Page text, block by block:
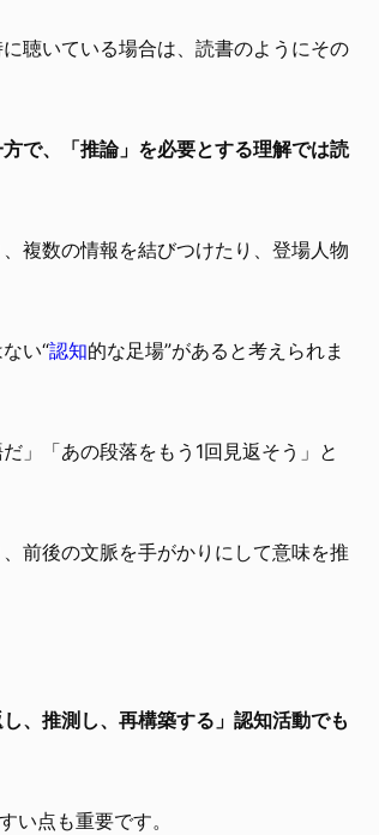
聴いている場合は、読書のようにその
で、「推論」を必要とする理解では読
複数の情報を結びつけたり、登場人物
い“認知的な足場”があると考えられま
」「あの段落をもう1回見返そう」と
前後の文脈を手がかりにして意味を推
、推測し、再構築する」認知活動でも
い点も重要です。